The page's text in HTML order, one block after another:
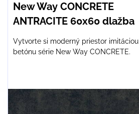
New Way CONCRETE
ANTRACITE 60x60 dlažba
Vytvorte si moderný priestor imitáciou
betónu série New Way CONCRETE.